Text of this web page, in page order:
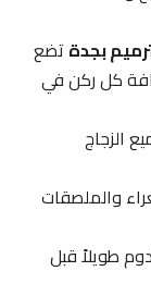
بجدةتضع
ركن في
والملصقات
طويلاً قبل